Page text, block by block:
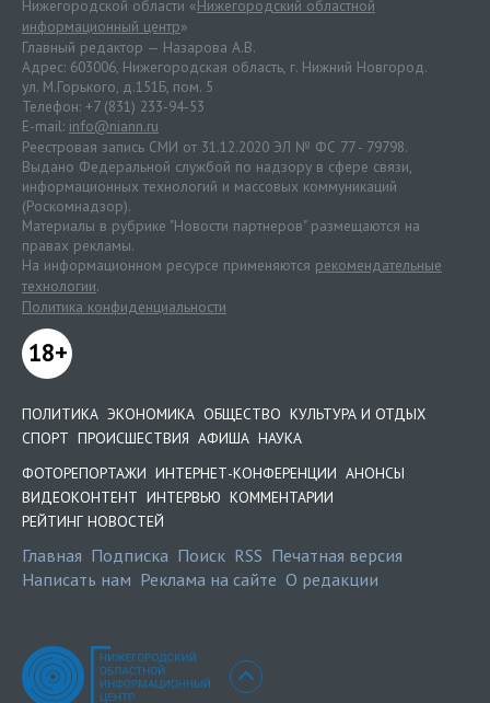
Нижегородской области «Нижегородский областной
информационный центр»
Главный редактор — Назарова А.В.
Адрес: 603006, Нижегородская область, г. Нижний Новгород.
ул. М.Горького, д.151Б, пом. 5
Телефон: +7 (831) 233-94-53
E-mail: info@niann.ru
Реестровая запись СМИ от 31.12.2020 ЭЛ № ФС 77 - 79798.
Выдано Федеральной службой по надзору в сфере связи,
информационных технологий и массовых коммуникаций
(Роскомнадзор).
Материалы в рубрике "Новости партнеров" размещаются на
правах рекламы.
На информационном ресурсе применяются рекомендательные
технологии.
Политика конфиденциальности
18+
ПОЛИТИКА ЭКОНОМИКА ОБЩЕСТВО КУЛЬТУРА И ОТДЫХ
СПОРТ ПРОИСШЕСТВИЯ АФИША НАУКА
ФОТОРЕПОРТАЖИ ИНТЕРНЕТ-КОНФЕРЕНЦИИ АНОНСЫ
ВИДЕОКОНТЕНТ ИНТЕРВЬЮ КОММЕНТАРИИ
РЕЙТИНГ НОВОСТЕЙ
Главная Подписка Поиск RSS Печатная версия
Написать нам Реклама на сайте О редакции